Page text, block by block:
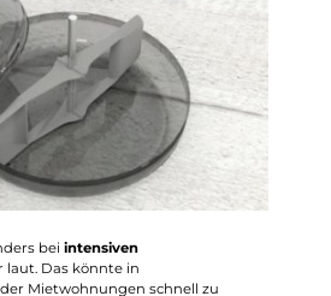
und hilft mir beim fitness Training
abzuschalten. Jeder der schon mal mit
hat, weiß, was für einen optischen
Wasser im Tank macht. Für das
lässt sich das Wasser mit einer
Dank des geringen
Sie mit dem Rower problemlos in der
ohne Nachbarn oder Mitbewohner